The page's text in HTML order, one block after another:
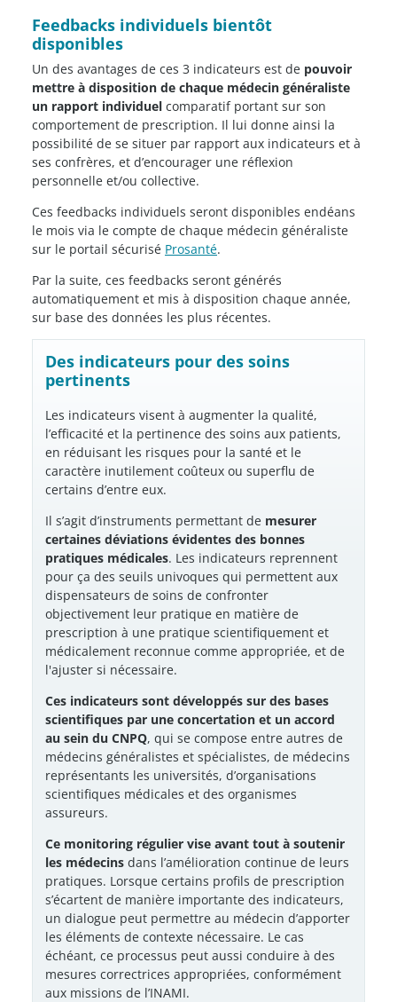
Feedbacks individuels bientôt
disponibles
Un des avantages de ces 3 indicateurs est de pouvoir
mettre à disposition de chaque médecin généraliste
un rapport individuel comparatif portant sur son
comportement de prescription. Il lui donne ainsi la
possibilité de se situer par rapport aux indicateurs et à
ses confrères, et d’encourager une réflexion
personnelle et/ou collective.
Ces feedbacks individuels seront disponibles endéans
le mois via le compte de chaque médecin généraliste
sur le portail sécurisé Prosanté.
Par la suite, ces feedbacks seront générés
automatiquement et mis à disposition chaque année,
sur base des données les plus récentes.
Des indicateurs pour des soins
pertinents
Les indicateurs visent à augmenter la qualité,
l’efficacité et la pertinence des soins aux patients,
en réduisant les risques pour la santé et le
caractère inutilement coûteux ou superflu de
certains d’entre eux.
Il s’agit d’instruments permettant de mesurer
certaines déviations évidentes des bonnes
pratiques médicales. Les indicateurs reprennent
pour ça des seuils univoques qui permettent aux
dispensateurs de soins de confronter
objectivement leur pratique en matière de
prescription à une pratique scientifiquement et
médicalement reconnue comme appropriée, et de
l'ajuster si nécessaire.
Ces indicateurs sont développés sur des bases
scientifiques par une concertation et un accord
au sein du CNPQ, qui se compose entre autres de
médecins généralistes et spécialistes, de médecins
représentants les universités, d’organisations
scientifiques médicales et des organismes
assureurs.
Ce monitoring régulier vise avant tout à soutenir
les médecins dans l’amélioration continue de leurs
pratiques. Lorsque certains profils de prescription
s’écartent de manière importante des indicateurs,
un dialogue peut permettre au médecin d’apporter
les éléments de contexte nécessaire. Le cas
échéant, ce processus peut aussi conduire à des
mesures correctrices appropriées, conformément
aux missions de l’INAMI.